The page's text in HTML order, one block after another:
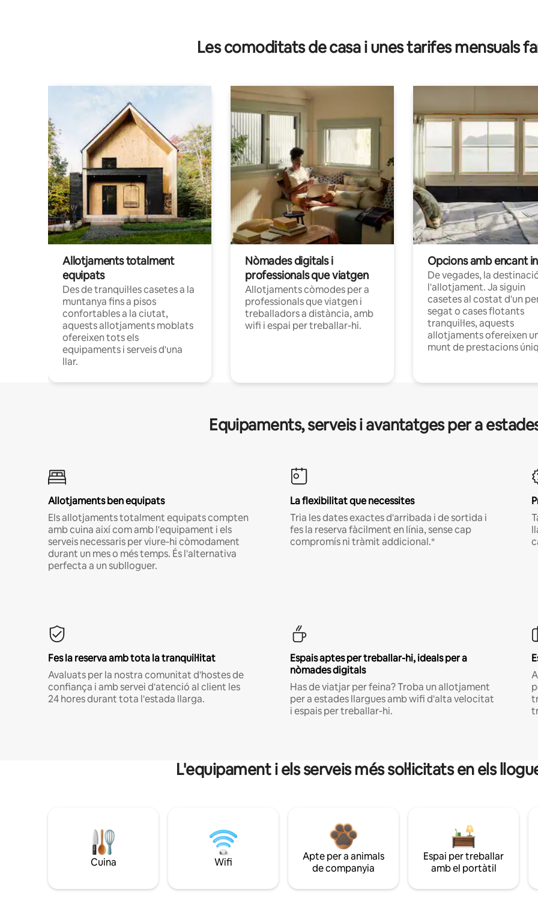
Les comoditats de casa i unes tarifes mensuals
Allotjaments totalment
equipats
Des de tranquil·les casetes a la
muntanya fins a pisos
confortables a la ciutat,
aquests allotjaments moblats
ofereixen tots els
equipaments i serveis d'una
llar.
Nòmades digitals i
professionals que viatgen
Allotjaments còmodes per a
professionals que viatgen i
treballadors a distància, amb
wifi i espai per treballar-hi.
Opcions amb encant
De vegades, la
l'allotjament. Ja siguin
casetes al costat d'un
segat o cases flotants
tranquil·les, aquests
allotjaments ofereixen
munt de prestacions
Equipaments, serveis i avantatges per a
Allotjaments ben equipats
Els allotjaments totalment equipats compten
amb cuina així com amb l'equipament i els
serveis necessaris per viure-hi còmodament
durant un mes o més temps. És l'alternativa
perfecta a un sublloguer.
La flexibilitat que necessites
Tria les dates exactes d'arribada i de sortida i
fes la reserva fàcilment en línia, sense cap
compromís ni tràmit addicional.*
Fes la reserva amb tota la tranquil·litat
Avaluats per la nostra comunitat d'hostes de
confiança i amb servei d'atenció al client les
24 hores durant tota l'estada llarga.
Espais aptes per treballar-hi, ideals per a
nòmades digitals
Has de viatjar per feina? Troba un allotjament
per a estades llargues amb wifi d'alta velocitat
i espais per treballar-hi.
L'equipament i els serveis més sol·licitats en els
Cuina Wifi
Apte per a animals
de companyia
Espai per treballar
amb el portàtil